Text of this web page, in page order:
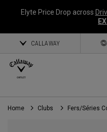
Elyte Price Drop across
CALLAWAY
Home Clubs Fers/Séries